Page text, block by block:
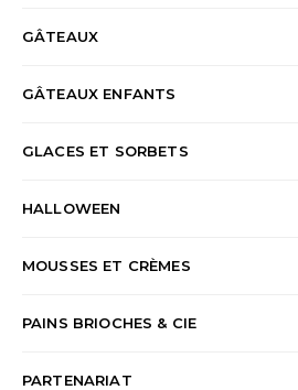
GÂTEAUX
GÂTEAUX ENFANTS
GLACES ET SORBETS
HALLOWEEN
MOUSSES ET CRÈMES
PAINS BRIOCHES & CIE
PARTENARIAT